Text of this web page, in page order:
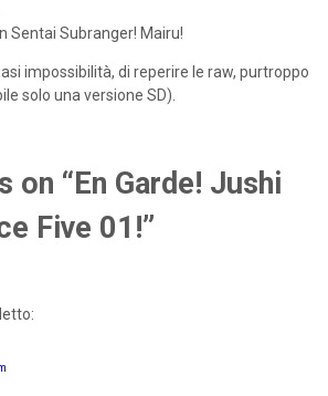
Sentai Subranger! Mairu!
impossibilità, di reperire le raw, purtroppo
solo una versione SD).
on “En Garde! Jushi
Five 01!”